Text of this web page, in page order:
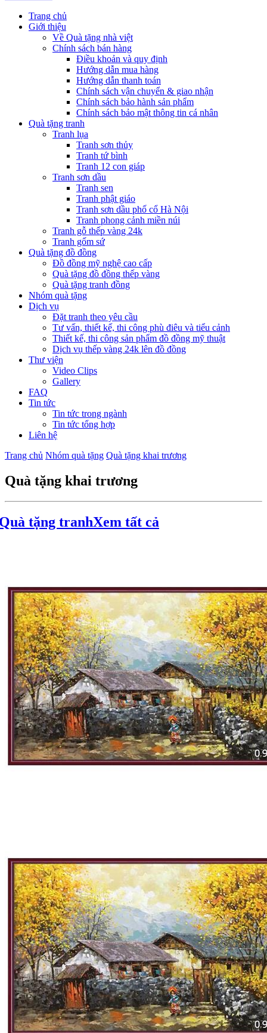
Trang chủ
Giới thiệu
Về Quà tặng nhà việt
Chính sách bán hàng
Điều khoản và quy định
Hướng dẫn mua hàng
Hướng dẫn thanh toán
Chính sách vận chuyển & giao nhận
Chính sách bảo hành sản phẩm
Chính sách bảo mật thông tin cá nhân
Quà tặng tranh
Tranh lụa
Tranh sơn thủy
Tranh tứ bình
Tranh 12 con giáp
Tranh sơn dầu
Tranh sen
Tranh phật giáo
Tranh sơn dầu phố cổ Hà Nội
Tranh phong cảnh miền núi
Tranh gỗ thếp vàng 24k
Tranh gốm sứ
Quà tặng đồ đồng
Đồ đồng mỹ nghệ cao cấp
Quà tặng đồ đồng thếp vàng
Quà tặng tranh đồng
Nhóm quà tặng
Dịch vụ
Đặt tranh theo yêu cầu
Tư vấn, thiết kế, thi công phù điêu và tiểu cảnh
Thiết kế, thi công sản phẩm đồ đồng mỹ thuật
Dịch vụ thếp vàng 24k lên đồ đồng
Thư viện
Video Clips
Gallery
FAQ
Tin tức
Tin tức trong ngành
Tin tức tổng hợp
Liên hệ
Trang chủ Nhóm quà tặng Quà tặng khai trương
Quà tặng khai trương
tặng tranhXem tất cả